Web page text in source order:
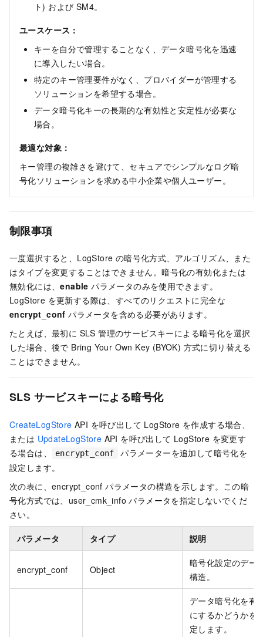
ト) および SM4。
ユースケース：
キーを自分で管理することなく、データ暗号化を迅速
に導入したい場合。
特定のキー管理要件がなく、プロバイダーが管理する
ソリューションを希望する場合。
データ暗号化キーの長期的な有効性と安定性が必要な
場合。
最適な対象：
キー管理の複雑さを避けて、セキュアでシンプルなログ暗
号化ソリューションを求める中小企業や個人ユーザー。
制限事項
一度選択すると、LogStore の暗号化方式、アルゴリズム、また
はタイプを変更することはできません。暗号化の有効化または
無効化には、enable パラメータのみを使用できます。
LogStore を更新する際は、すべてのリクエストに完全な
encrypt_conf パラメータを含める必要があります。
たとえば、最初に SLS 管理のサービスキーによる暗号化を選択
した場合、後で Bring Your Own Key (BYOK) 方式に切り替える
ことはできません。
SLS サービスキーによる暗号化
CreateLogStore API を呼び出して LogStore を作成する場合、
または UpdateLogStore API を呼び出して LogStore を変更す
る場合は、
encrypt_conf
パラメーターを追加して暗号化を
設定します。
次の表に、encrypt_conf パラメータの構造を示します。この暗
号化方式では、user_cmk_info パラメータを指定しないでくだ
さい。
パラメータ タイプ 説明
encrypt_conf Object
暗号化設定のデー
構造。
データ暗号化を有
にするかどうかを
定します。